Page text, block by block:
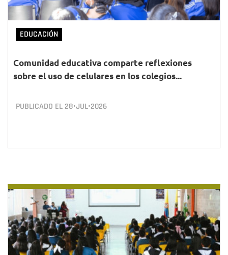
EDUCACIÓN
Comunidad educativa comparte reflexiones
sobre el uso de celulares en los colegios...
PUBLICADO EL 28•JUL•2026